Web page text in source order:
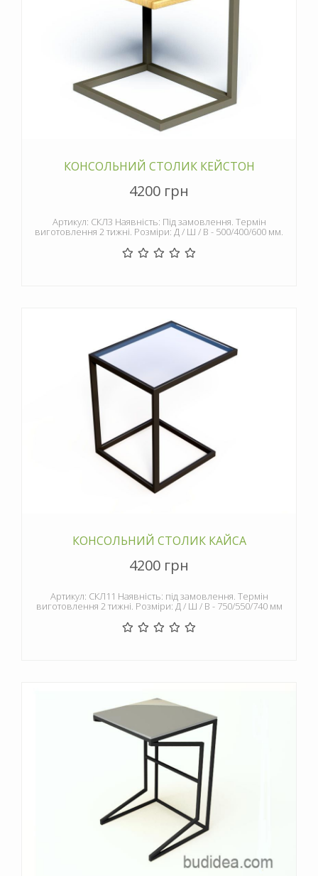
КОНСОЛЬНИЙ СТОЛИК КЕЙСТОН
4200 грн
Артикул: СКЛ3 Наявність: Під замовлення. Термін
виготовлення 2 тижні. Розміри: Д / Ш / В - 500/400/600 мм.
КОНСОЛЬНИЙ СТОЛИК КАЙСА
4200 грн
Артикул: СКЛ11 Наявність: під замовлення. Термін
виготовлення 2 тижні. Розміри: Д / Ш / В - 750/550/740 мм